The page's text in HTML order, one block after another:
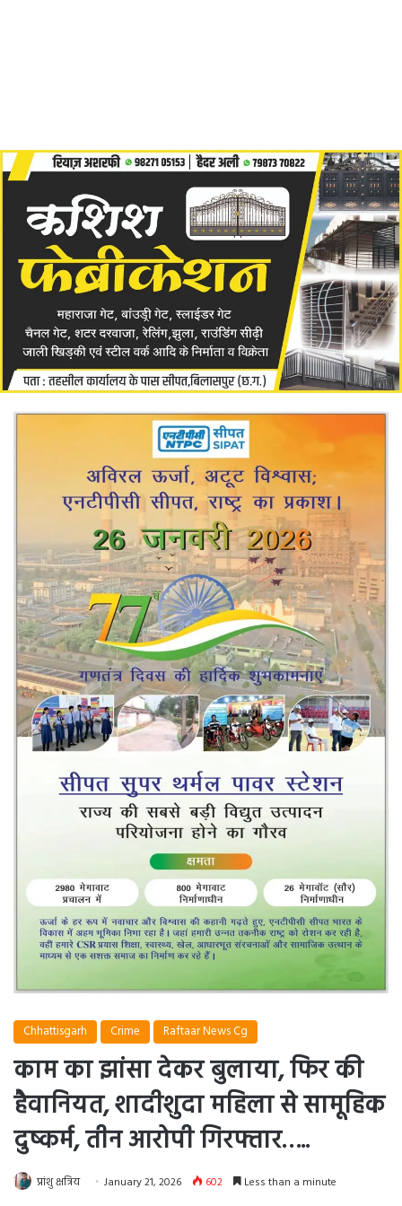
Chhattisgarh Crime Raftaar News Cg
काम का झांसा देकर बुलाया, फिर की
हैवानियत, शादीशुदा महिला से सामूहिक
दुष्कर्म, तीन आरोपी गिरफ्तार…..
प्रांशु क्षत्रिय January 21, 2026 602 Less than a minute